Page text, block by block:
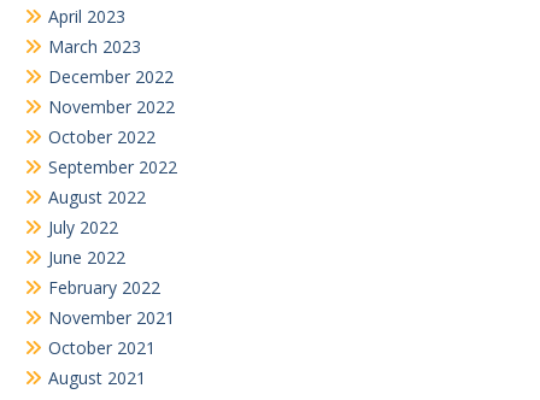
April 2023
March 2023
December 2022
November 2022
October 2022
September 2022
August 2022
July 2022
June 2022
February 2022
November 2021
October 2021
August 2021